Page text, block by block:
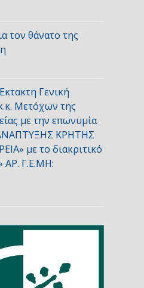
τον θάνατο της
Γενική
Μετόχων της
με την επωνυμία
ΚΡΗΤΗΣ
με το διακριτικό
ΑΡ. Γ.Ε.ΜΗ: